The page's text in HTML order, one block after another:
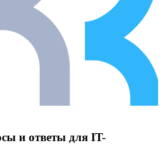
и ответы для IT-